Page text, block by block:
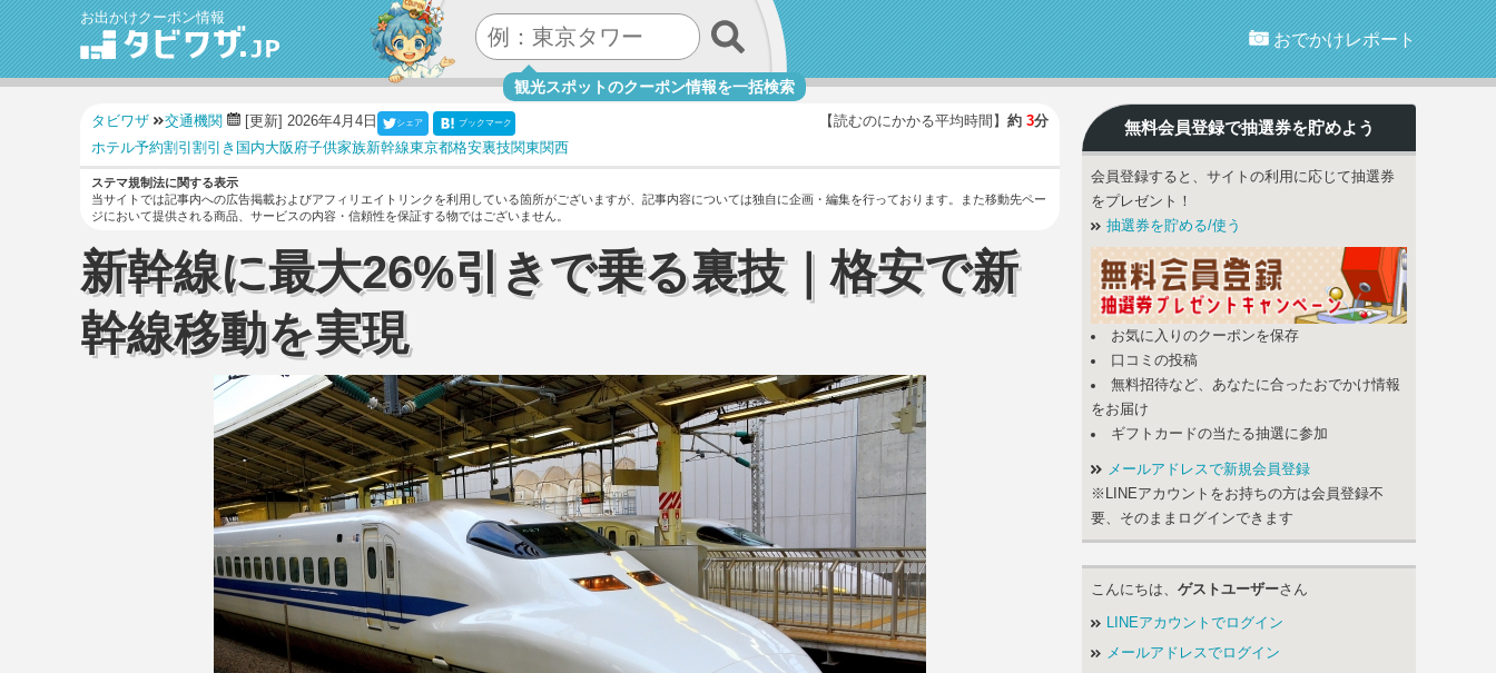
お出かけクーポン情報
観光スポットのクーポン情報を一括検索
おでかけレポート
タビワザ 交通機関 [更新] 2026年4月4日 【読むのにかかる平均時間】 約 3分
シェア ブックマーク
ホテル予約割引 割引き 国内大阪府子供家族新幹線東京都格安裏技関東関西
ステマ規制法に関する表示
当サイトでは記事内への広告掲載およびアフィリエイトリンクを利用している箇所がございますが、記事内容については独自に企画・編集を行っております。
また移動先ペー
ジにおいて提供される商品、サービスの内容・信頼性を保証する物ではございません。
新幹線に最大26%引きで乗る裏技｜格安で新
幹線移動を実現
無料会員登録で抽選券を貯めよう
会員登録すると、サイトの利用に応じて抽選券
をプレゼント！
抽選券を貯める/使う
お気に入りのクーポンを保存
口コミの投稿
無料招待など、あなたに合ったおでかけ情報
をお届け
ギフトカードの当たる抽選に参加
メールアドレスで新規会員登録
※LINEアカウントをお持ちの方は会員登録不
要、そのままログインできます
こんにちは、 ゲストユーザーさん
LINEアカウントでログイン
メールアドレスでログイン